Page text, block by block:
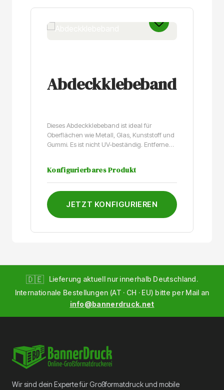
Abdeckklebeband
Dieses Abdeckklebeband ist ideal für
Oberflächen wie Metall, Glas, Kunststoff und
Gummi. Es ist nicht UV-beständig. Entfernen
Konfigurierbares Produkt
JETZT KONFIGURIEREN
🇩🇪
Lieferung aktuell nur innerhalb Deutschland.
Internationale Bestellungen (AT · CH · EU) bitte per Mail an
info@bannerdruck.net
Wir sind dein Experte für Großformatdruck und mobile